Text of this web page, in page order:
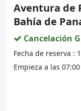
Aventura de
Bahía de
Cancelación
Fecha de reserva :
Empieza a las